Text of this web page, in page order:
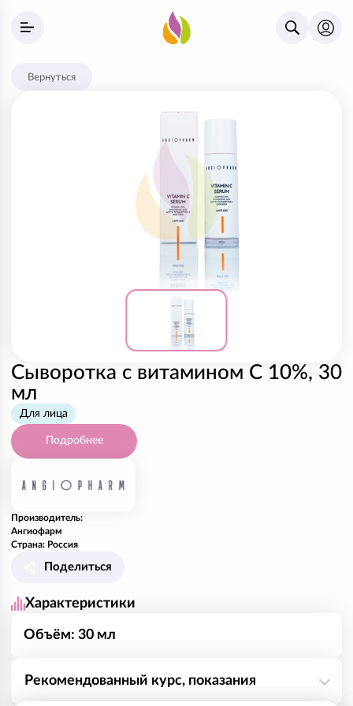
Вернуться
Сыворотка с витамином С 10%, 30
мл
Для лица
Подробнее
Производитель:
Ангиофарм
Страна: Россия
Поделиться
Характеристики
Объём: 30 мл
Рекомендованный курс, показания